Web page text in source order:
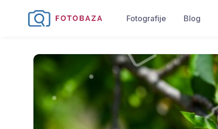
Fotografije Blog